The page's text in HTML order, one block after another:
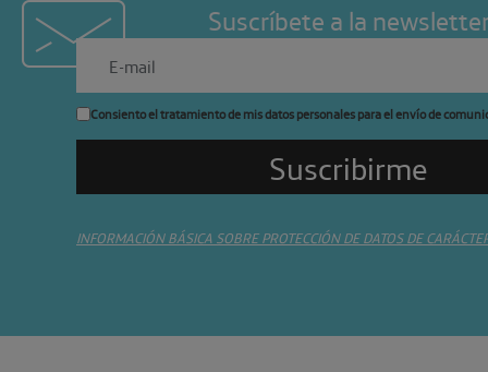
Suscríbete a la
Consiento el tratamiento de mis datos personales para el envío de
INFORMACIÓN BÁSICA SOBRE PROTECCIÓN DE DATOS DE